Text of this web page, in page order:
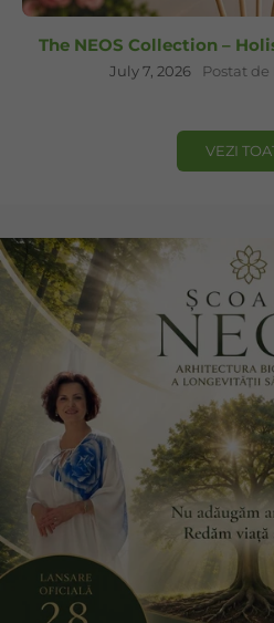
The NEOS Collection –
July 7, 2026 Postat
VEZI